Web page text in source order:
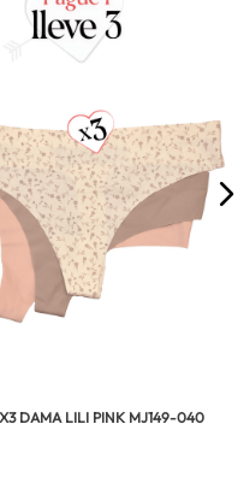
DAMA LILI PINK MJ149-040